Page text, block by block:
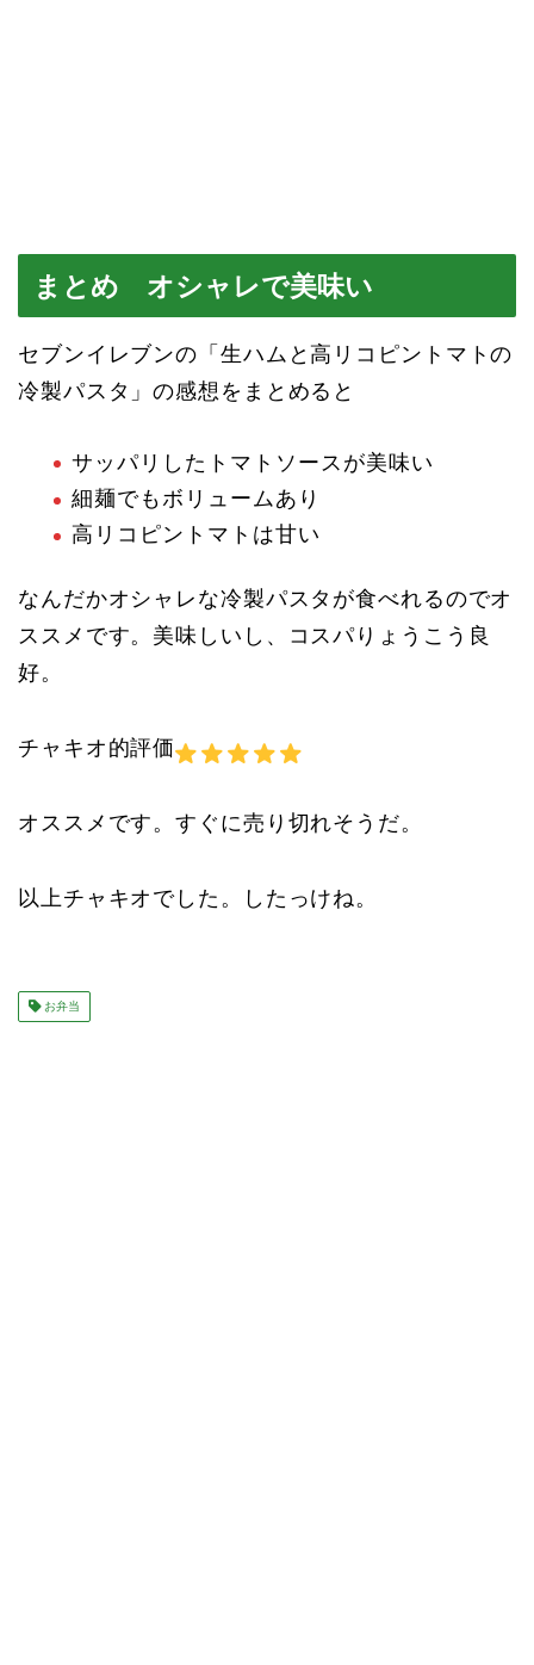
まとめ オシャレで美味い
セブンイレブンの「生ハムと高リコピントマトの
冷製パスタ」の感想をまとめると
サッパリしたトマトソースが美味い
細麺でもボリュームあり
高リコピントマトは甘い
なんだかオシャレな冷製パスタが食べれるのでオ
ススメです。美味しいし、コスパりょうこう良
好。
チャキオ的評価
オススメです。すぐに売り切れそうだ。
以上チャキオでした。したっけね。
お弁当